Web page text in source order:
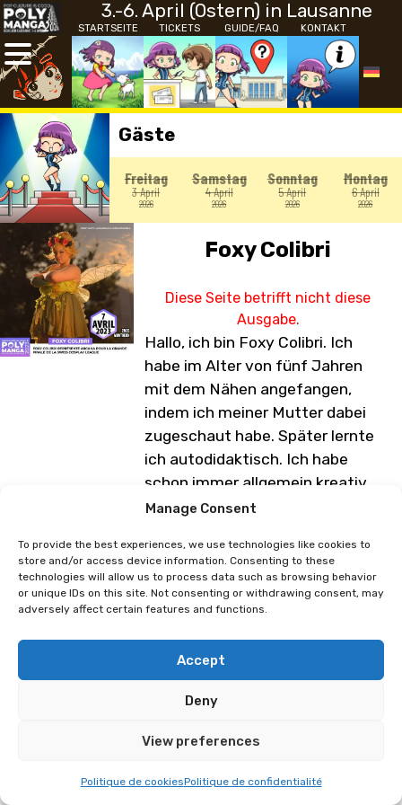
Manage Consent
To provide the best experiences, we use technologies like cookies to
store and/or access device information. Consenting to these
technologies will allow us to process data such as browsing behavior
or unique IDs on this site. Not consenting or withdrawing consent, may
adversely affect certain features and functions.
Accept
Deny
View preferences
Politique de cookiesPolitique de confidentialité
3.-6. April (Ostern) in Lausanne
STARTSEITE TICKETS GUIDE/FAQ KONTAKT
Gäste
Freitag
3 April
2026
Samstag
4 April
2026
Sonntag
5 April
2026
Montag
6 April
2026
Foxy Colibri
Diese Seite betrifft nicht diese
Ausgabe.
Hallo, ich bin Foxy Colibri. Ich
habe im Alter von fünf Jahren
mit dem Nähen angefangen,
indem ich meiner Mutter dabei
zugeschaut habe. Später lernte
ich autodidaktisch. Ich habe
schon immer allgemein kreativ
gearbeitet, aber ich habe im
als zwei Jahren, an meinem
allerersten Cosplay-Wettbewerb
teilgenommen. Am liebsten
Stickereien und Perlen. Ich wähle
gerne Charaktere, die wenig
bekannt sind oder noch nie
dass ich endlich eine Welt
Leidenschaften vereint werden